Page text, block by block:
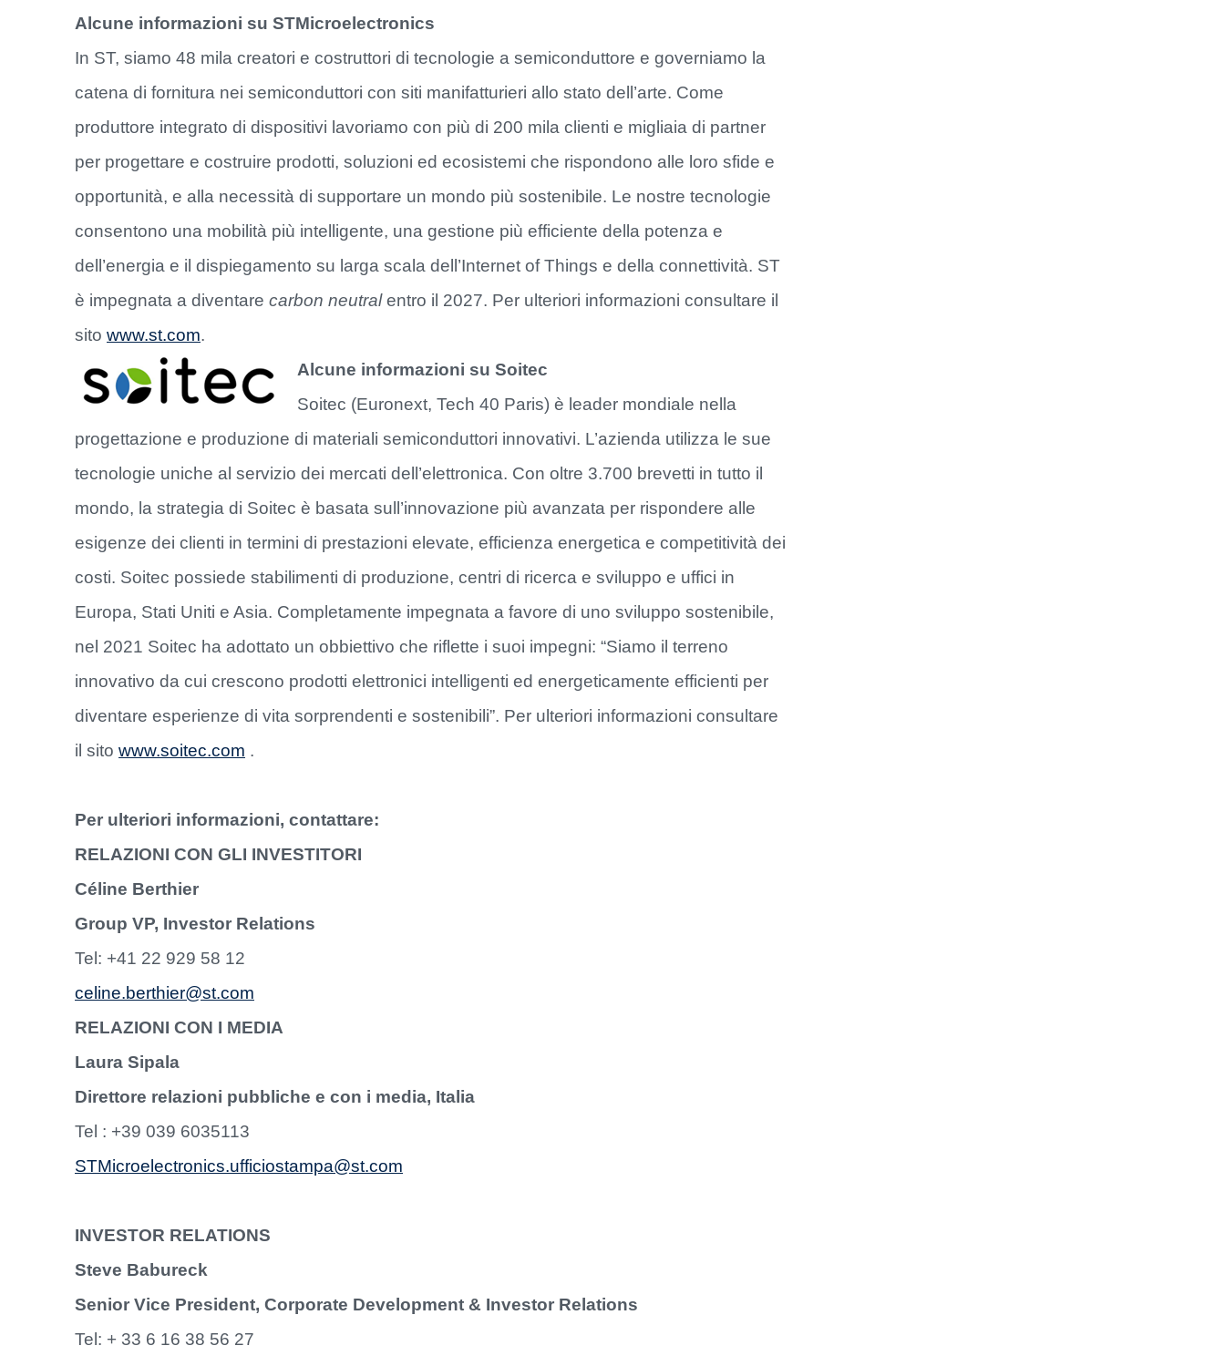
Alcune informazioni su STMicroelectronics
In ST, siamo 48 mila creatori e costruttori di tecnologie a semiconduttore e governiamo la
catena di fornitura nei semiconduttori con siti manifatturieri allo stato dell’arte. Come
produttore integrato di dispositivi lavoriamo con più di 200 mila clienti e migliaia di partner
per progettare e costruire prodotti, soluzioni ed ecosistemi che rispondono alle loro sfide e
opportunità, e alla necessità di supportare un mondo più sostenibile. Le nostre tecnologie
consentono una mobilità più intelligente, una gestione più efficiente della potenza e
dell’energia e il dispiegamento su larga scala dell’Internet of Things e della connettività. ST
è impegnata a diventare carbon neutralentro il 2027. Per ulteriori informazioni consultare il
sito www.st.com.
Alcune informazioni su Soitec
Soitec (Euronext, Tech 40 Paris) è leader mondiale nella
progettazione e produzione di materiali semiconduttori innovativi. L’azienda utilizza le sue
tecnologie uniche al servizio dei mercati dell’elettronica. Con oltre 3.700 brevetti in tutto il
mondo, la strategia di Soitec è basata sull’innovazione più avanzata per rispondere alle
esigenze dei clienti in termini di prestazioni elevate, efficienza energetica e competitività dei
costi. Soitec possiede stabilimenti di produzione, centri di ricerca e sviluppo e uffici in
Europa, Stati Uniti e Asia. Completamente impegnata a favore di uno sviluppo sostenibile,
nel 2021 Soitec ha adottato un obbiettivo che riflette i suoi impegni: “Siamo il terreno
innovativo da cui crescono prodotti elettronici intelligenti ed energeticamente efficienti per
diventare esperienze di vita sorprendenti e sostenibili”. Per ulteriori informazioni consultare
il sito www.soitec.com .
Per ulteriori informazioni, contattare:
RELAZIONI CON GLI INVESTITORI
Céline Berthier
Group VP, Investor Relations
Tel: +41 22 929 58 12
celine.berthier@st.com
RELAZIONI CON I MEDIA
Laura Sipala
Direttore relazioni pubbliche e con i media, Italia
Tel : +39 039 6035113
STMicroelectronics.ufficiostampa@st.com
INVESTOR RELATIONS
Steve Babureck
Senior Vice President, Corporate Development & Investor Relations
Tel: + 33 6 16 38 56 27